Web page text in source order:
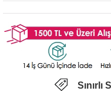
Sınırlı